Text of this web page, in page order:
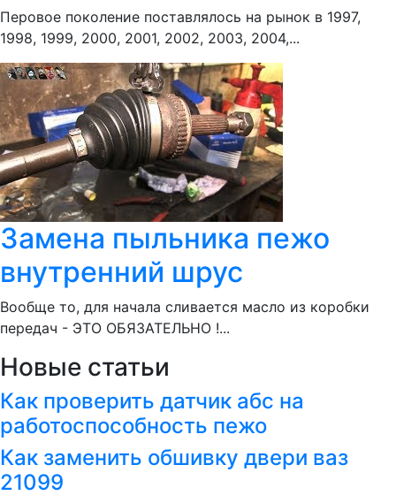
Перовое поколение поставлялось на рынок в 1997,
1998, 1999, 2000, 2001, 2002, 2003, 2004,...
Замена пыльника пежо
внутренний шрус
Вообще то, для начала сливается масло из коробки
передач - ЭТО ОБЯЗАТЕЛЬНО !...
Новые статьи
Как проверить датчик абс на
работоспособность пежо
Как заменить обшивку двери ваз
21099